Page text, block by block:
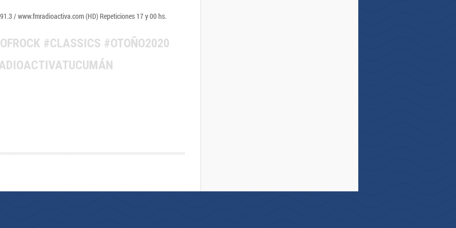
/ www.fmradioactiva.com (HD) Repeticiones 17 y 00 hs.
#CLASSICS #OTOÑO2020